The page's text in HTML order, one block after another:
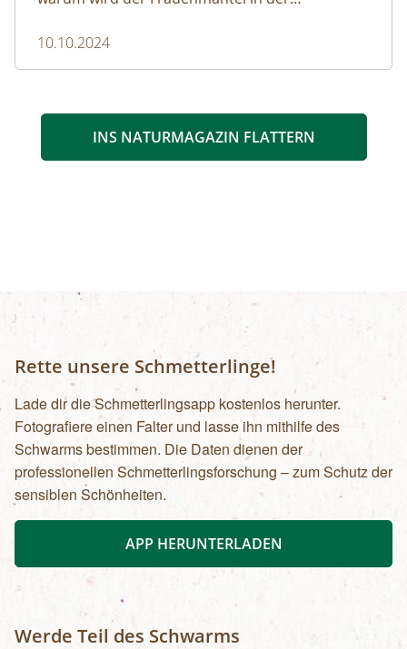
10.10.2024
INS NATURMAGAZIN FLATTERN
Rette unsere Schmetterlinge!
Lade dir die Schmetterlingsapp kostenlos herunter.
Fotografiere einen Falter und lasse ihn mithilfe des
Schwarms bestimmen. Die Daten dienen der
professionellen Schmetterlingsforschung – zum Schutz der
sensiblen Schönheiten.
APP HERUNTERLADEN
Werde Teil des Schwarms